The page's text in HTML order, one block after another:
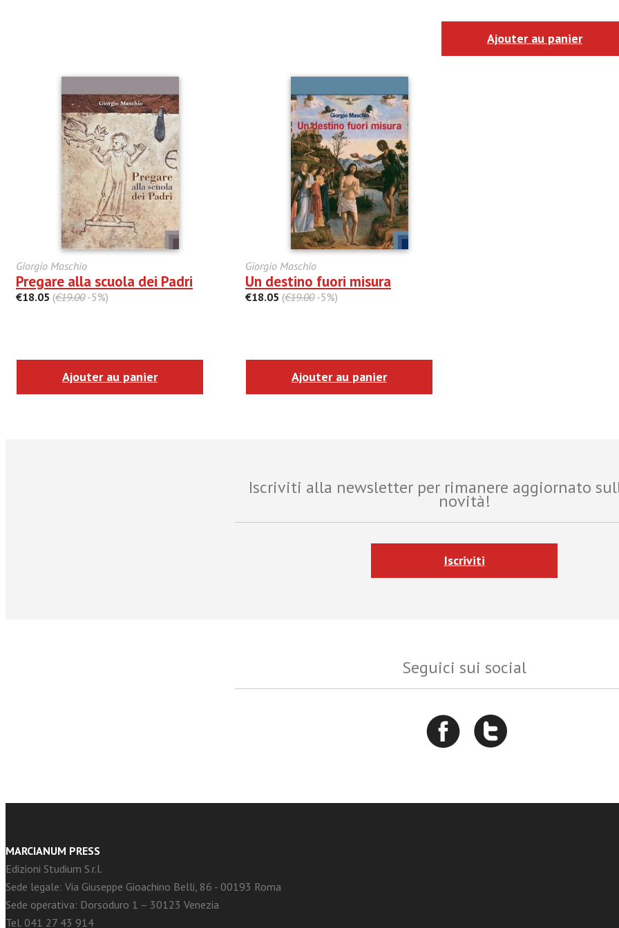
Ajouter au panier
Giorgio Maschio
Pregare alla scuola dei Padri
€18.05 (€19.00-5%)
Ajouter au panier
Giorgio Maschio
Un destino fuori misura
€18.05 (€19.00-5%)
Ajouter au panier
Iscriviti alla newsletter per rimanere aggiornato
novità!
Iscriviti
Seguici sui social
MARCIANUM PRESS
Edizioni Studium S.r.l.
Sede legale: Via Giuseppe Gioachino Belli, 86 - 00193 Roma
Sede operativa: Dorsoduro 1 – 30123 Venezia
Tel. 041 27 43 914